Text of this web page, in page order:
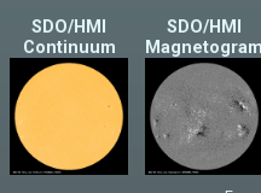
SDO/HMI
Continuum
SDO/HMI
Magnetogram